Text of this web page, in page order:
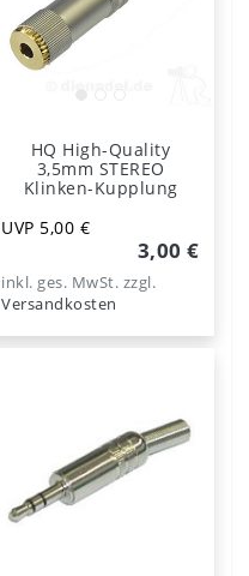
HQ High-Quality
3,5mm STEREO
Klinken-Kupplung
UVP 5,00 €
3,00 €
inkl. ges. MwSt. zzgl.
Versandkosten